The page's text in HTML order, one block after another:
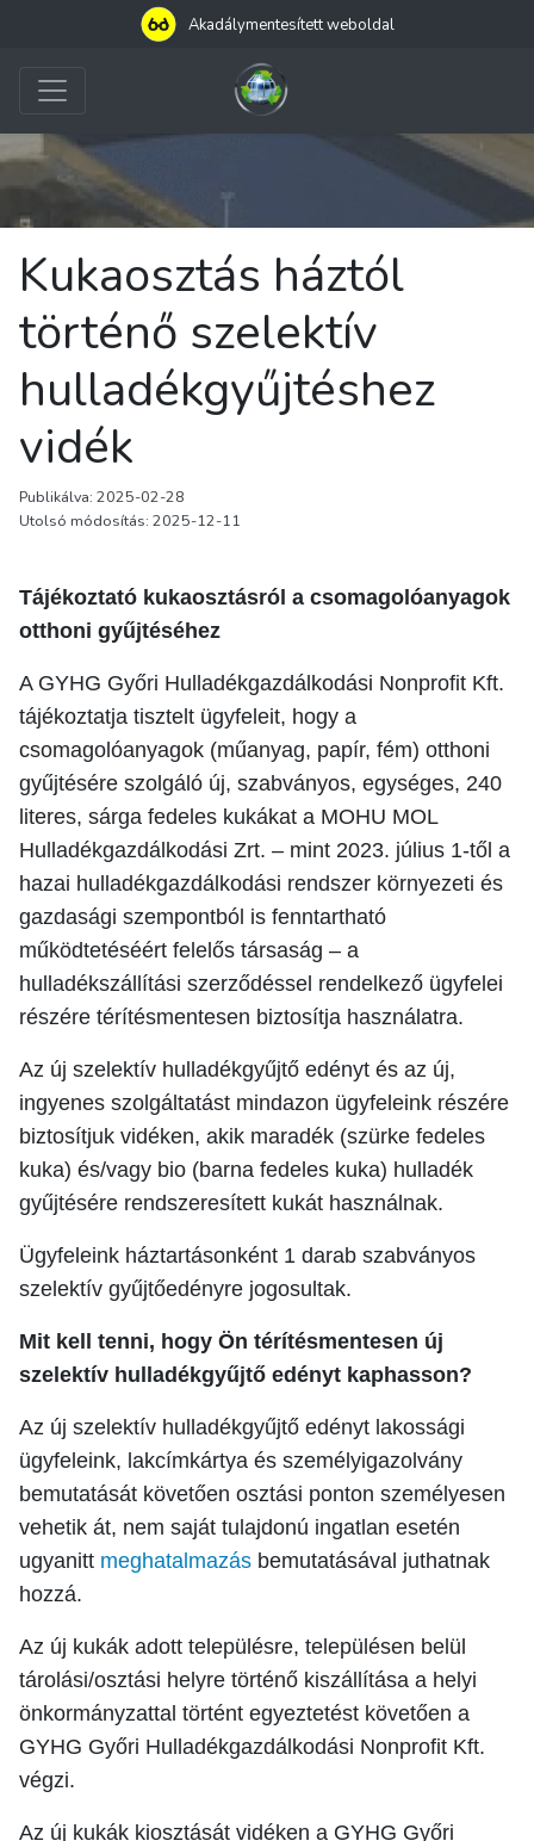
Akadálymentesített weboldal
Kukaosztás háztól
történő szelektív
hulladékgyűjtéshez
vidék
Publikálva: 2025-02-28
Utolsó módosítás: 2025-12-11
Tájékoztató kukaosztásról a csomagolóanyagok
otthoni gyűjtéséhez
A GYHG Győri Hulladékgazdálkodási Nonprofit Kft.
tájékoztatja tisztelt ügyfeleit, hogy a
csomagolóanyagok (műanyag, papír, fém) otthoni
gyűjtésére szolgáló új, szabványos, egységes, 240
literes, sárga fedeles kukákat a MOHU MOL
Hulladékgazdálkodási Zrt. – mint 2023. július 1-től a
hazai hulladékgazdálkodási rendszer környezeti és
gazdasági szempontból is fenntartható
működtetéséért felelős társaság – a
hulladékszállítási szerződéssel rendelkező ügyfelei
részére térítésmentesen biztosítja használatra.
Az új szelektív hulladékgyűjtő edényt és az új,
ingyenes szolgáltatást mindazon ügyfeleink részére
biztosítjuk vidéken, akik maradék (szürke fedeles
kuka) és/vagy bio (barna fedeles kuka) hulladék
gyűjtésére rendszeresített kukát használnak.
Ügyfeleink háztartásonként 1 darab szabványos
szelektív gyűjtőedényre jogosultak.
Mit kell tenni, hogy Ön térítésmentesen új
szelektív hulladékgyűjtő edényt kaphasson?
Az új szelektív hulladékgyűjtő edényt lakossági
ügyfeleink, lakcímkártya és személyigazolvány
bemutatását követően osztási ponton személyesen
vehetik át, nem saját tulajdonú ingatlan esetén
ugyanitt meghatalmazás bemutatásával juthatnak
hozzá.
Az új kukák adott településre, településen belül
tárolási/osztási helyre történő kiszállítása a helyi
önkormányzattal történt egyeztetést követően a
GYHG Győri Hulladékgazdálkodási Nonprofit Kft.
végzi.
Az új kukák kiosztását vidéken a GYHG Győri